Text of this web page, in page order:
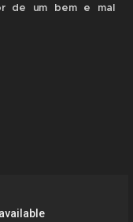
de um bem e mal